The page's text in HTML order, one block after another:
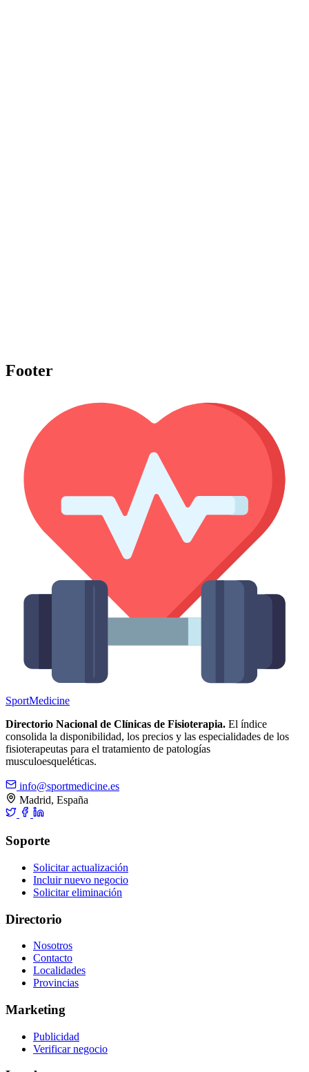
Footer
SportMedicine
Directorio Nacional de Clínicas de Fisioterapia. El índice
consolida la disponibilidad, los precios y las especialidades de los
fisioterapeutas para el tratamiento de patologías
musculoesqueléticas.
info@sportmedicine.es
Madrid, España
Soporte
Solicitar actualización
Incluir nuevo negocio
Solicitar eliminación
Directorio
Nosotros
Contacto
Localidades
Provincias
Marketing
Publicidad
Verificar negocio